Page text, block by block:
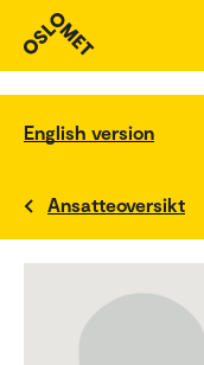
English version
Ansatteoversikt